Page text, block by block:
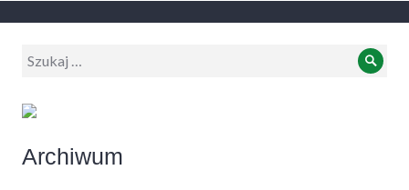
Wyszukiwanie:
Archiwum